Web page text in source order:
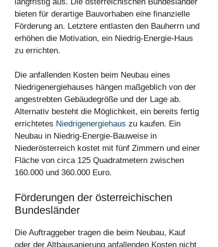
bieten für derartige Bauvorhaben eine finanzielle
Förderung an. Letztere entlasten den Bauherrn und
erhöhen die Motivation, ein Niedrig-Energie-Haus
zu errichten.
Die anfallenden Kosten beim Neubau eines
Niedrigenergiehauses hängen maßgeblich von der
angestrebten Gebäudegröße und der Lage ab.
Alternativ besteht die Möglichkeit, ein bereits fertig
errichtetes Niedrigenergiehaus zu kaufen. Ein
Neubau in Niedrig-Energie-Bauweise in
Niederösterreich kostet mit fünf Zimmern und einer
Fläche von circa 125 Quadratmetern zwischen
160.000 und 360.000 Euro.
Förderungen der österreichischen
Bundesländer
Die Auftraggeber tragen die beim Neubau, Kauf
oder der Altbausanierung anfallenden Kosten nicht